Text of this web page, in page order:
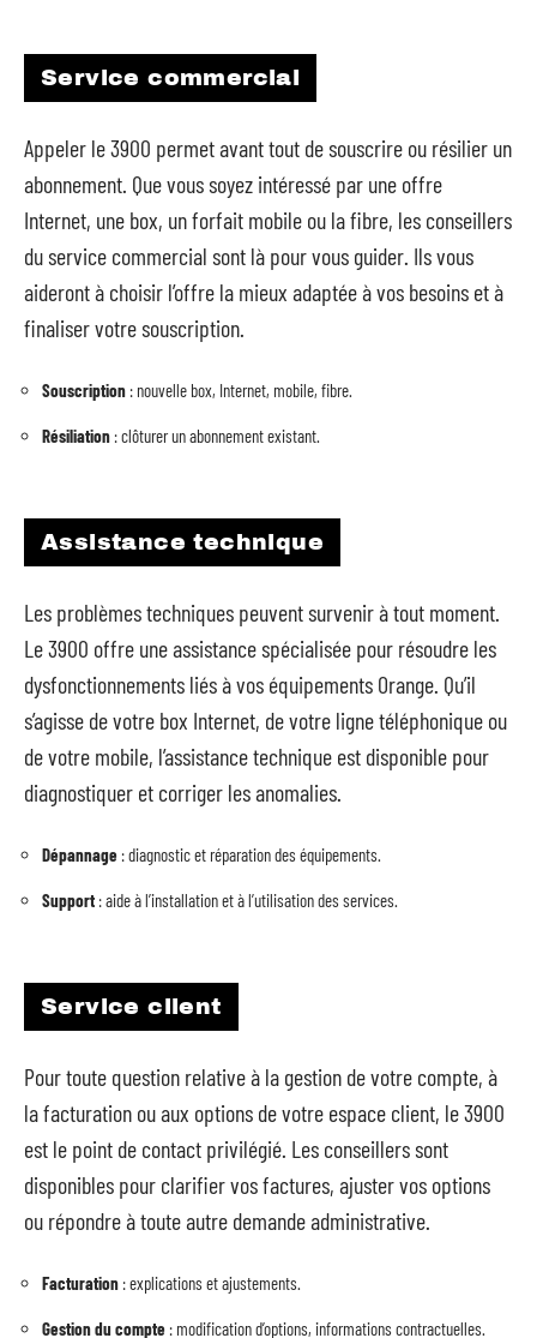
Service commercial
Appeler le 3900 permet avant tout de souscrire ou résilier un
abonnement. Que vous soyez intéressé par une offre
Internet, une box, un forfait mobile ou la fibre, les conseillers
du service commercial sont là pour vous guider. Ils vous
aideront à choisir l’offre la mieux adaptée à vos besoins et à
finaliser votre souscription.
Souscription : nouvelle box, Internet, mobile, fibre.
Résiliation : clôturer un abonnement existant.
Assistance technique
Les problèmes techniques peuvent survenir à tout moment.
Le 3900 offre une assistance spécialisée pour résoudre les
dysfonctionnements liés à vos équipements Orange. Qu’il
s’agisse de votre box Internet, de votre ligne téléphonique ou
de votre mobile, l’assistance technique est disponible pour
diagnostiquer et corriger les anomalies.
Dépannage : diagnostic et réparation des équipements.
Support : aide à l’installation et à l’utilisation des services.
Service client
Pour toute question relative à la gestion de votre compte, à
la facturation ou aux options de votre espace client, le 3900
est le point de contact privilégié. Les conseillers sont
disponibles pour clarifier vos factures, ajuster vos options
ou répondre à toute autre demande administrative.
Facturation : explications et ajustements.
Gestion du compte : modification d’options, informations contractuelles.